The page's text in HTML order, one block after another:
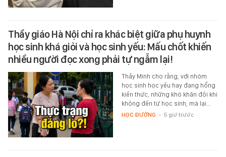
Thầy giáo Hà Nội chỉ ra khác biệt giữa phụ huynh
học sinh khá giỏi và học sinh yếu: Mấu chốt khiến
nhiều người đọc xong phải tự ngẫm lại!
Thầy Minh cho rằng, với nhóm
học sinh học yếu hay đang hổng
kiến thức, những khó khăn đôi khi
không đến từ học sinh, mà lại…
HỌC ĐƯỜNG - 5 giờ trước